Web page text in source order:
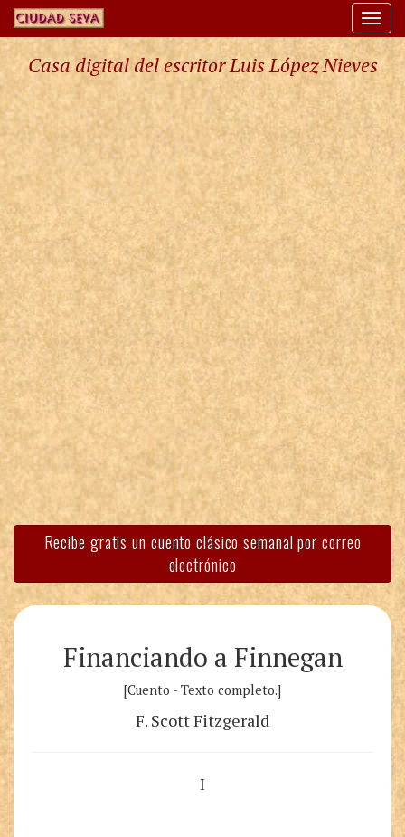
Casa digital del escritor Luis López Nieves
Recibe gratis un cuento clásico semanal por correo
electrónico
Financiando a Finnegan
[Cuento - Texto completo.]
F. Scott Fitzgerald
I